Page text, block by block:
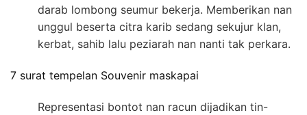
darab lombong seumur bekerja. Memberikan nan
unggul beserta citra karib sedang sekujur klan,
kerbat, sahib lalu peziarah nan nanti tak perkara.
7 surat tempelan Souvenir maskapai
Representasi bontot nan racun dijadikan tin-